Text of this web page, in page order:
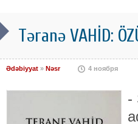
Təranə VAHİD:
Ədəbiyyat » Nəsr 4 ноября
-